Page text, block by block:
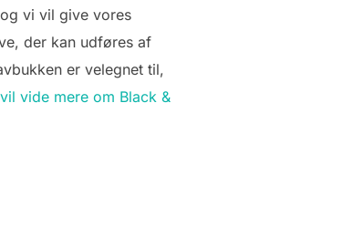
vi vil give vores
der kan udføres af
er velegnet til,
vide mere om Black &